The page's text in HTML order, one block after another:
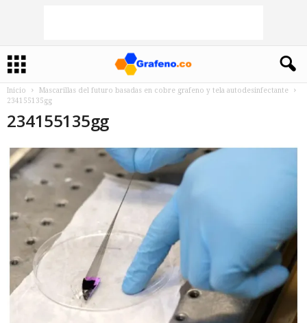
Inicio
Mascarillas del futuro basadas en cobre grafeno y tela autodesinfectante
234155135gg
234155135gg